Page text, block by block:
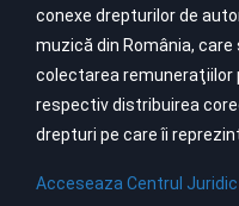
conexe drepturilor de
muzică din România,
colectarea remuneraţiilor
respectiv distribuirea
drepturi pe care îi
Acceseaza Centrul Juridic